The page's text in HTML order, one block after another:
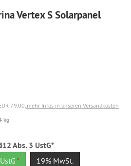
Vertex S Solarpanel
79,00, mehr Infos in unseren Versandkosten
kg
Abs. 3 UstG*
* 19% MwSt.